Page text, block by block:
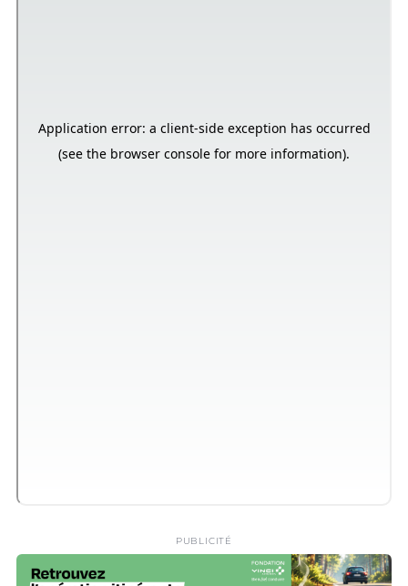
PUBLICITÉ